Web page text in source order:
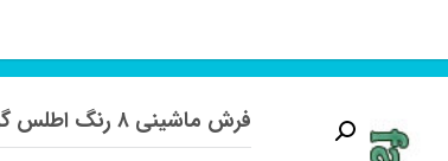
فرش ماشینی ۸ رنگ اطلس گردویی ۷۰۰ شانه